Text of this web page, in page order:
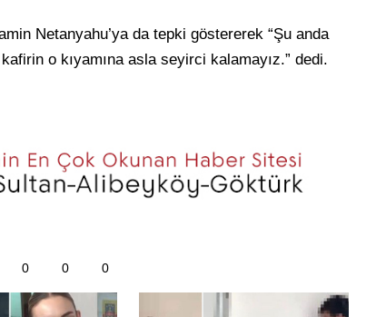
Netanyahu’ya da tepki göstererek “Şu anda
o kıyamına asla seyirci kalamayız.” dedi.
0 0 0